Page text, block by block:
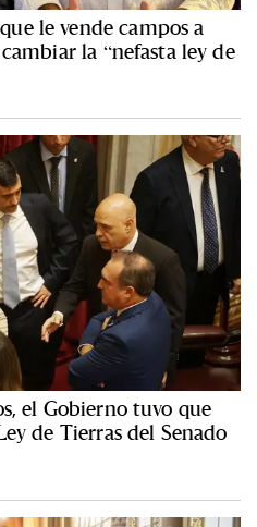
le vende campos a
la “nefasta ley de
el Gobierno tuvo que
de Tierras del Senado